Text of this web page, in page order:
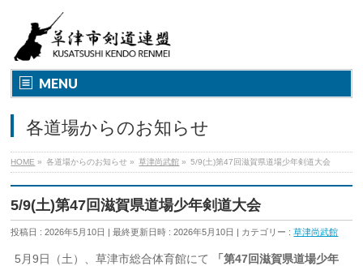
MENU
各道場からのお知らせ
HOME » 各道場からのお知らせ » 草津尚武館 » 5/9(土)第47回滋賀県道場少年剣道大会
5/9(土)第47回滋賀県道場少年剣道大会
投稿日 : 2026年5月10日 最終更新日時 : 2026年5月10日 カテゴリー :草津尚武館
5月9日（土）、草津市総合体育館にて
「第47回滋賀県道場少年